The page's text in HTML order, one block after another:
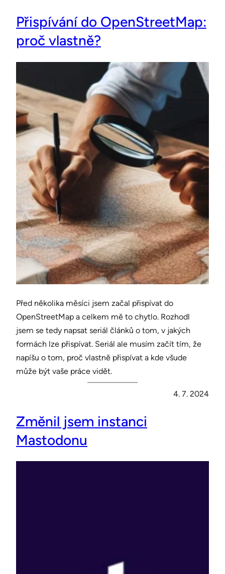
Přispívání do OpenStreetMap:
proč vlastně?
Před několika měsíci jsem začal přispívat do
OpenStreetMap a celkem mě to chytlo. Rozhodl
jsem se tedy napsat seriál článků o tom, v jakých
formách lze přispívat. Seriál ale musím začít tím, že
napíšu o tom, proč vlastně přispívat a kde všude
může být vaše práce vidět.
4. 7. 2024
Změnil jsem instanci
Mastodonu